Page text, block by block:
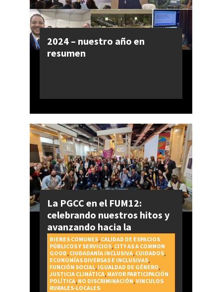
2024 – nuestro año en
resumen
La PGCC en el FUM12:
celebrando nuestros hitos y
avanzando hacia la
realización del Derecho a la
Ciudad
BIENES COMUNES, CALIDAD DE ESPACIOS
PÚBLICOS Y SERVICIOS, CITY AS A COMMON
GOOD CIUDADANÍA INCLUSIVA, CUIDADOS,
ECONOMÍAS DIVERSAS E INCLUSIVAS,
FUNCIÓN SOCIAL, IGUALDAD DE GÉNERO
JUSTICIA CLIMÁTICA, MAYOR PARTICIPACIÓN
POLÍTICA, NO DISCRIMINACIÓN VINCULOS
RURALES-LOCALES